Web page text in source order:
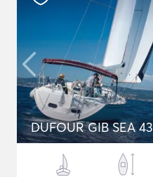
DUFOUR GIB SEA 43